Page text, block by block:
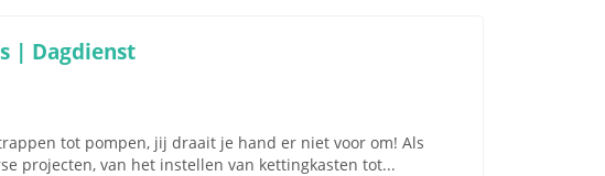
| Dagdienst
tot pompen, jij draait je hand er niet voor om! Als
projecten, van het instellen van kettingkasten tot...